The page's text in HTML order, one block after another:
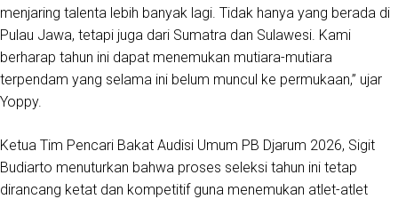
menjaring talenta lebih banyak lagi. Tidak hanya yang berada di
Pulau Jawa, tetapi juga dari Sumatra dan Sulawesi. Kami
berharap tahun ini dapat menemukan mutiara-mutiara
terpendam yang selama ini belum muncul ke permukaan,” ujar
Yoppy.
Ketua Tim Pencari Bakat Audisi Umum PB Djarum 2026, Sigit
Budiarto menuturkan bahwa proses seleksi tahun ini tetap
dirancang ketat dan kompetitif guna menemukan atlet-atlet